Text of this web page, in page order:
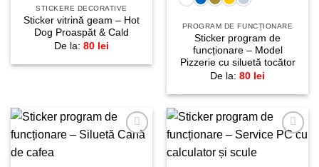
STICKERE DECORATIVE
Sticker vitrină geam – Hot
Dog Proaspăt & Cald
De la: 80 lei
PROGRAM DE FUNCȚIONARE
Sticker program de
funcționare – Model
Pizzerie cu siluetă tocător
De la: 80 lei